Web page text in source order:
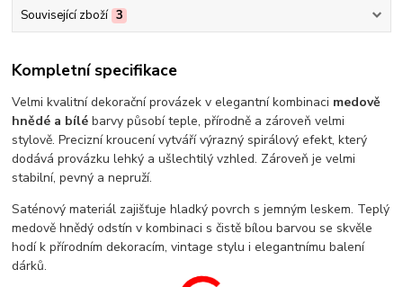
Související zboží 3
Kompletní specifikace
Velmi kvalitní dekorační provázek v elegantní kombinaci medově
hnědé a bílé barvy působí teple, přírodně a zároveň velmi
stylově. Precizní kroucení vytváří výrazný spirálový efekt, který
dodává provázku lehký a ušlechtilý vzhled. Zároveň je velmi
stabilní, pevný a nepruží.
Saténový materiál zajišťuje hladký povrch s jemným leskem. Teplý
medově hnědý odstín v kombinaci s čistě bílou barvou se skvěle
hodí k přírodním dekoracím, vintage stylu i elegantnímu balení
dárků.